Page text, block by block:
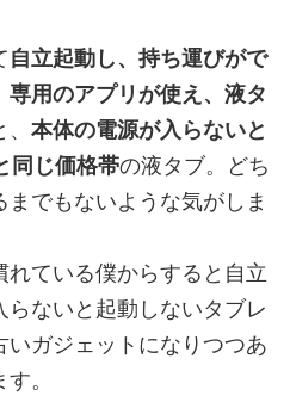
自立起動し、持ち運びがで
用のアプリが使え、液タ
本体の電源が入らないと
同じ価格帯の液タブ。どち
でもないような気がしま
れている僕からすると自立
ないと起動しないタブレ
いガジェットになりつつあ
。